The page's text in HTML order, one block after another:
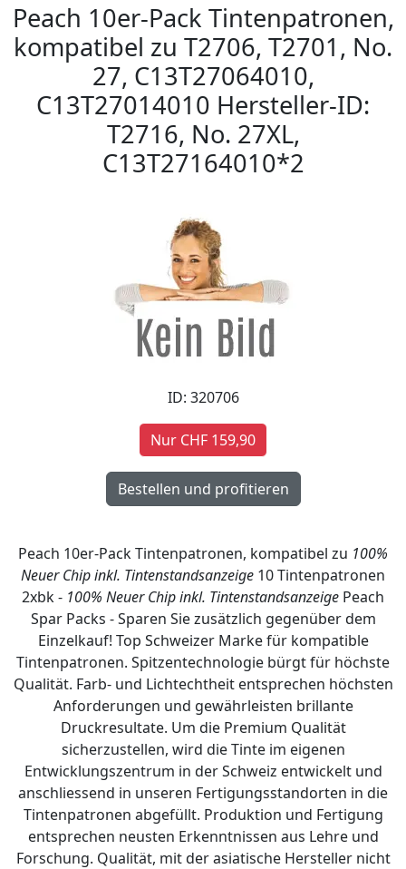
Peach 10er-Pack Tintenpatronen,
kompatibel zu T2706, T2701, No.
27, C13T27064010,
C13T27014010 Hersteller-ID:
T2716, No. 27XL,
C13T27164010*2
ID: 320706
Nur CHF 159,90
Peach 10er-Pack Tintenpatronen, kompatibel zu 100%
Neuer Chip inkl. Tintenstandsanzeige 10 Tintenpatronen
2xbk - 100% Neuer Chip inkl. Tintenstandsanzeige Peach
Spar Packs - Sparen Sie zusätzlich gegenüber dem
Einzelkauf! Top Schweizer Marke für kompatible
Tintenpatronen. Spitzentechnologie bürgt für höchste
Qualität. Farb- und Lichtechtheit entsprechen höchsten
Anforderungen und gewährleisten brillante
Druckresultate. Um die Premium Qualität
sicherzustellen, wird die Tinte im eigenen
Entwicklungszentrum in der Schweiz entwickelt und
anschliessend in unseren Fertigungsstandorten in die
Tintenpatronen abgefüllt. Produktion und Fertigung
entsprechen neusten Erkenntnissen aus Lehre und
Forschung. Qualität, mit der asiatische Hersteller nicht